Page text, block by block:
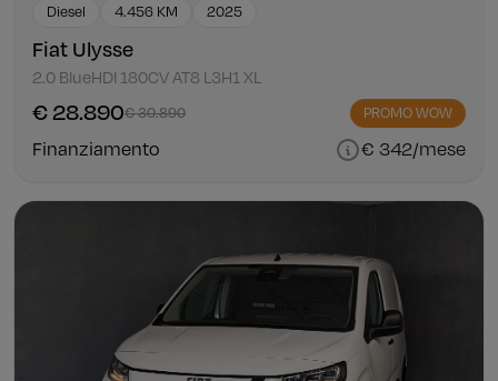
Diesel 4.456 KM 2025
Fiat Ulysse
2.0 BlueHDI 180CV AT8 L3H1 XL
€ 28.890€ 30.890 PROMO WOW
Finanziamento € 342/mese